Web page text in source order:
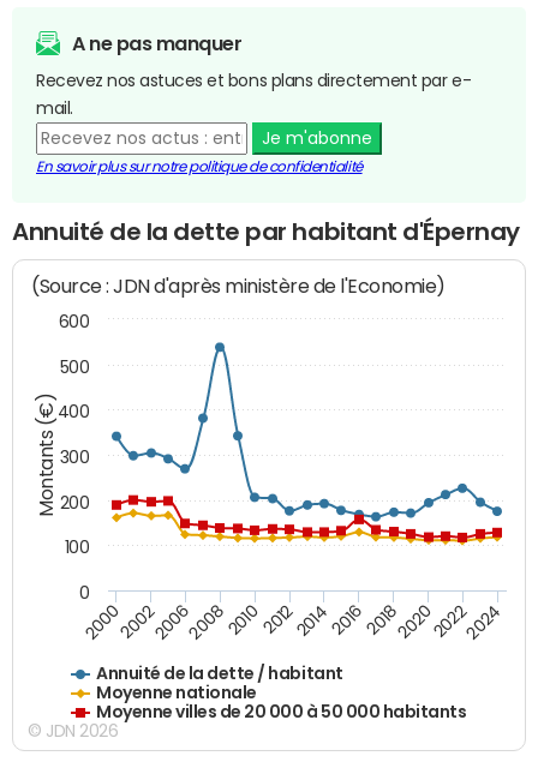
A ne pas manquer
Recevez nos astuces et bons plans directement par e-
mail.
Je m'abonne
En savoir plus sur notre politique de confidentialité
Annuité de la dette par habitant d'Épernay
Montants (€)
(Source : JDN d'après ministère de l'Economie)
Annuité de la dette / habitant
Moyenne nationale
Moyenne villes de 20 000 à 50 000 habitants
200020022006200820102012201420162018202020222024
0
100
200
300
400
500
600
© JDN 2026